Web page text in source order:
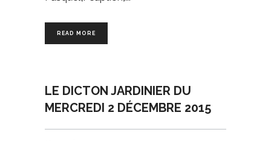
READ MORE
LE DICTON JARDINIER DU
MERCREDI 2 DÉCEMBRE 2015